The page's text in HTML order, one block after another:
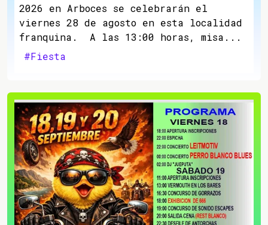
2026 en Arboces se celebrarán el
viernes 28 de agosto en esta localidad
franquina. A las 13:00 horas, misa...
#Fiesta